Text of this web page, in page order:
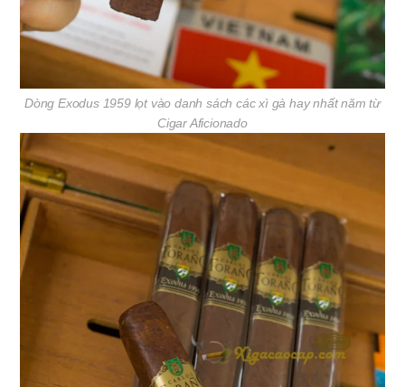
Dòng Exodus 1959 lọt vào danh sách các xì gà hay nhất năm từ
Cigar Aficionado